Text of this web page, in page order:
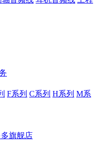
F系列 C系列 H系列 M系
旗舰店